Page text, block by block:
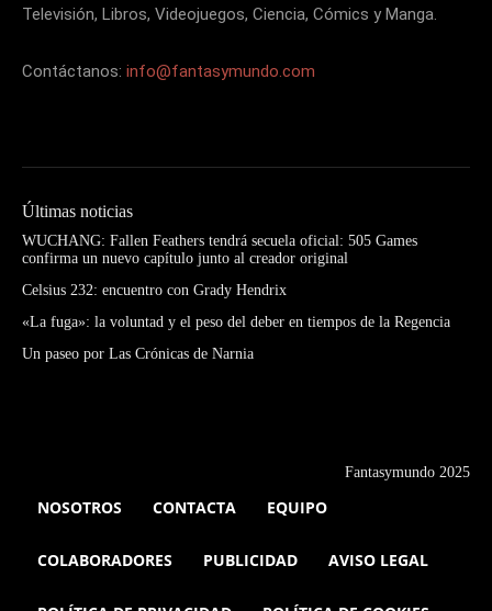
Televisión, Libros, Videojuegos, Ciencia, Cómics y Manga.
Contáctanos: info@fantasymundo.com
Últimas noticias
WUCHANG: Fallen Feathers tendrá secuela oficial: 505 Games
confirma un nuevo capítulo junto al creador original
Celsius 232: encuentro con Grady Hendrix
«La fuga»: la voluntad y el peso del deber en tiempos de la Regencia
Un paseo por Las Crónicas de Narnia
Fantasymundo 2025
NOSOTROS CONTACTA EQUIPO
COLABORADORES PUBLICIDAD AVISO LEGAL